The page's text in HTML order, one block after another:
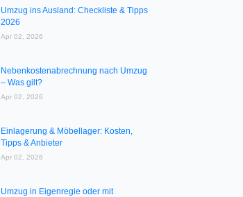
Umzug ins Ausland: Checkliste & Tipps
2026
Apr 02, 2026
Nebenkostenabrechnung nach Umzug
– Was gilt?
Apr 02, 2026
Einlagerung & Möbellager: Kosten,
Tipps & Anbieter
Apr 02, 2026
Umzug in Eigenregie oder mit